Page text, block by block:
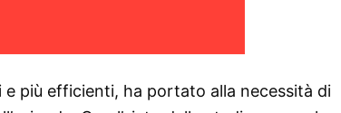
più efficienti, ha portato alla necessità di